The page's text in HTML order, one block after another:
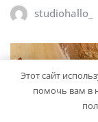
studiohallo_
Этот сайт
помочь вам в